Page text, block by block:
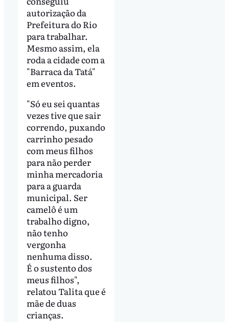
autorização da
Prefeitura do Rio
para trabalhar.
Mesmo assim, ela
roda a cidade com a
"Barraca da Tatá"
em eventos.
"Só eu sei quantas
vezes tive que sair
correndo, puxando
carrinho pesado
com meus filhos
para não perder
minha mercadoria
para a guarda
municipal. Ser
camelô é um
trabalho digno,
não tenho
vergonha
nenhuma disso.
É o sustento dos
meus filhos",
relatou Talita que é
mãe de duas
crianças.